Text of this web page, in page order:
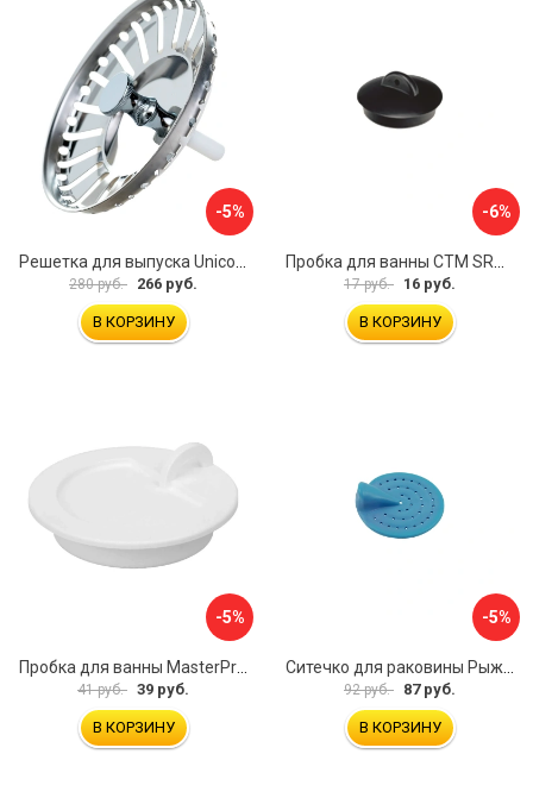
-5%
280 руб. 266 руб.
В КОРЗИНУ
-6%
17 руб. 16 руб.
В КОРЗИНУ
-5%
41 руб. 39 руб.
В КОРЗИНУ
-5%
92 руб. 87 руб.
В КОРЗИНУ